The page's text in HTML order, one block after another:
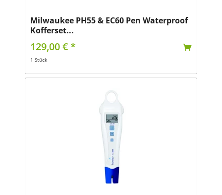
Milwaukee PH55 & EC60 Pen Waterproof
Kofferset...
129,00 € *
1 Stück